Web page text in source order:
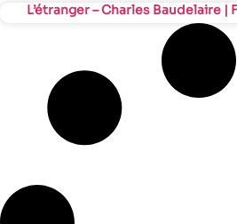
L’étranger – Charles Baudelaire |